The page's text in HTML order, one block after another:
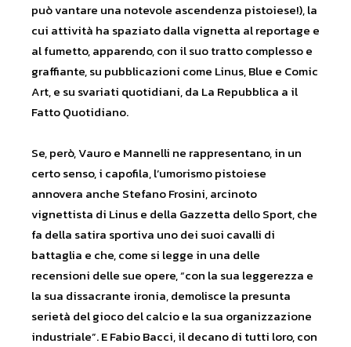
può vantare una notevole ascendenza pistoiese!), la
cui attività ha spaziato dalla vignetta al reportage e
al fumetto, apparendo, con il suo tratto complesso e
graffiante, su pubblicazioni come Linus, Blue e Comic
Art, e su svariati quotidiani, da La Repubblica a il
Fatto Quotidiano.
Se, però, Vauro e Mannelli ne rappresentano, in un
certo senso, i capofila, l’umorismo pistoiese
annovera anche Stefano Frosini, arcinoto
vignettista di Linus e della Gazzetta dello Sport, che
fa della satira sportiva uno dei suoi cavalli di
battaglia e che, come si legge in una delle
recensioni delle sue opere, “con la sua leggerezza e
la sua dissacrante ironia, demolisce la presunta
serietà del gioco del calcio e la sua organizzazione
industriale”. E Fabio Bacci, il decano di tutti loro, con